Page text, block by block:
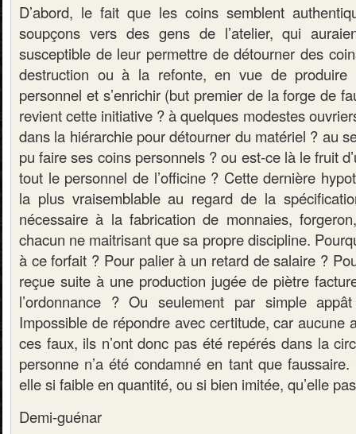
D’abord, le fait que les coins semblent
soupçons vers des gens de l’atelier, qui
susceptible de leur permettre de détourner des
destruction ou à la refonte, en vue de
personnel et s’enrichir (but premier de la forge de
revient cette initiative ? à quelques modestes
dans la hiérarchie pour détourner du matériel ? au
pu faire ses coins personnels ? ou est-ce là le fruit
tout le personnel de l’officine ? Cette dernière
la plus vraisemblable au regard de la
nécessaire à la fabrication de monnaies,
chacun ne maitrisant que sa propre discipline.
à ce forfait ? Pour palier à un retard de salaire ?
reçue suite à une production jugée de piètre
l’ordonnance ? Ou seulement par simple
Impossible de répondre avec certitude, car aucune
ces faux, ils n’ont donc pas été repérés dans la
personne n’a été condamné en tant que
elle si faible en quantité, ou si bien imitée, qu’elle
Demi-guénar